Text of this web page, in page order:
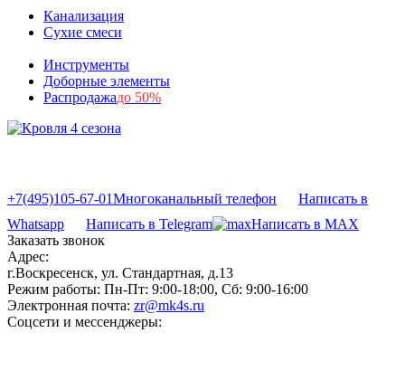
Канализация
Сухие смеси
Инструменты
Доборные элементы
Распродажадо 50%
+7(495)105-67-01Многоканальный телефон
Написать в
Whatsapp
Написать в Telegram
Написать в MAX
Заказать звонок
Адрес:
г.Воскресенск, ул. Стандартная, д.13
Режим работы: Пн-Пт: 9:00-18:00, Сб: 9:00-16:00
Электронная почта: zr@mk4s.ru
Соцсети и мессенджеры: